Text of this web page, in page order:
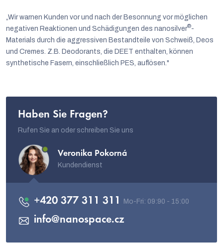
„Wir warnen Kunden vor und nach der Besonnung vor möglichen
negativen Reaktionen und Schädigungen des nanosilver®-
Materials durch die aggressiven Bestandteile von Schweiß, Deos
und Cremes. Z.B. Deodorants, die DEET enthalten, können
synthetische Fasern, einschließlich PES, auflösen."
Haben Sie Fragen?
Rufen Sie an oder schreiben Sie uns
Veronika Pokorná
Kundendienst
info@nanospace.cz
+420 377 311 311